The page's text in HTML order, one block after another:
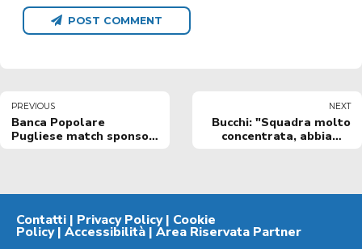
POST COMMENT
PREVIOUS
Banca Popolare
Pugliese match sponsor
NEXT
Bucchi: "Squadra molto
concentrata, abbiamo
Contatti | Privacy Policy| Cookie
Policy| Accessibilità | Area Riservata Partner